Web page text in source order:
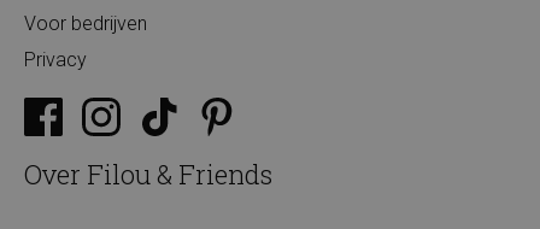
Voor bedrijven
Privacy
Over Filou & Friends